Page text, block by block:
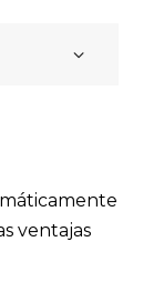
ventajas